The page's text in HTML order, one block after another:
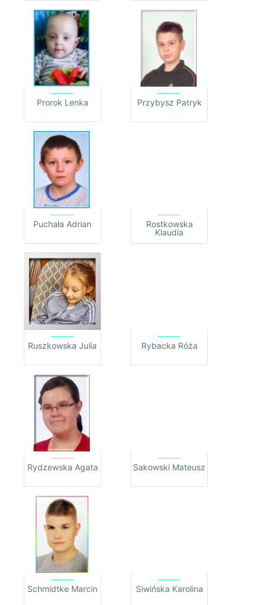
Prorok Lenka Przybysz Patryk
Puchała Adrian
Rostkowska
Klaudia
Ruszkowska Julia Rybacka Róża
Rydzewska Agata Sakowski Mateusz
Schmidtke Marcin Siwińska Karolina